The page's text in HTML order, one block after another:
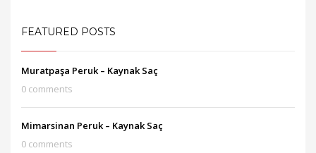
FEATURED POSTS
Muratpaşa Peruk – Kaynak Saç
0 comments
Mimarsinan Peruk – Kaynak Saç
0 comments